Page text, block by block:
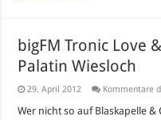
bigFM Tronic Love
Palatin Wiesloch
29. April 2012 Kommentare
Wer nicht so auf Blaskapelle